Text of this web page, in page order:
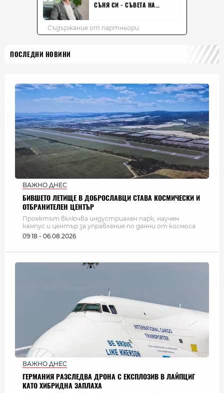
ПОСЛЕДНИ НОВИНИ
ВАЖНО ДНЕС
БИВШЕТО ЛЕТИЩЕ В ДОБРОСЛАВЦИ СТАВА КОСМИЧЕСКИ И
ОТБРАНИТЕЛЕН ЦЕНТЪР
Проектът включва индустриален парк, научен
кампус и център за управление по данни от космоса
09:18 - 06.08.2026
ВАЖНО ДНЕС
ГЕРМАНИЯ РАЗСЛЕДВА ДРОНА С ЕКСПЛОЗИВ В ЛАЙПЦИГ
КАТО ХИБРИДНА ЗАПЛАХА